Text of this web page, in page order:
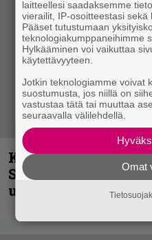
Kunnianosoitus
Shining hyppäsi
uudella videollaan
laitteellesi saadaksemme
vierailit, IP-osoitteestasi sekä
Pääset tutustumaan
teknologiakumppaneihimme
Hylkääminen voi vaikuttaa
käytettävyyteen.
Jotkin teknologiamme voivat
suostumusta, jos niillä on
vastustaa tätä tai muuttaa
seuraavalla välilehdellä.
Omat